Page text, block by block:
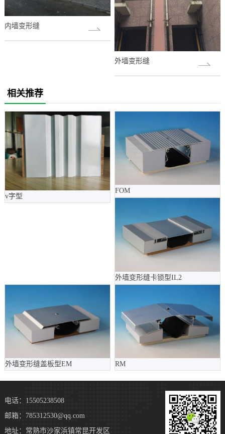
内墙变形缝
外墙变形缝
相关推荐
v字型
FOM
外墙变形缝卡锁型IL2
外墙变形缝盖板型EM RM
电话：15505238508
邮箱：785312530@qq.com
地址：常熟市沙家浜镇常昆开发区